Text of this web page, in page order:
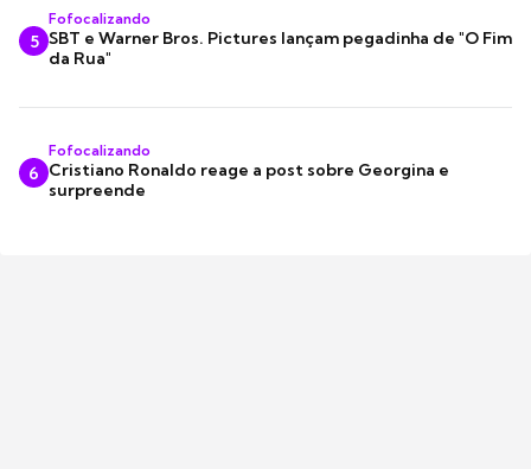
5
Fofocalizando
SBT e Warner Bros. Pictures lançam pegadinha de "O Fim
da Rua"
6
Fofocalizando
Cristiano Ronaldo reage a post sobre Georgina e
surpreende